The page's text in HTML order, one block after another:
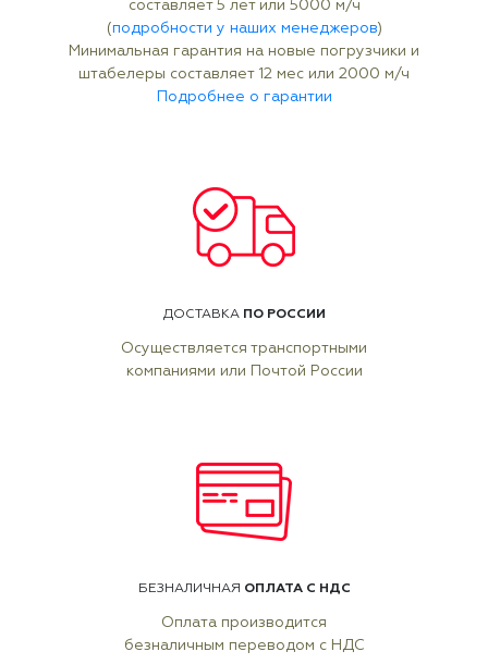
составляет 5 лет или 5000 м/ч
(подробности у наших менеджеров)
Минимальная гарантия на новые погрузчики и
штабелеры составляет 12 мес или 2000 м/ч
Подробнее о гарантии
ДОСТАВКА ПО РОССИИ
Осуществляется транспортными
компаниями или Почтой России
БЕЗНАЛИЧНАЯ ОПЛАТА С НДС
Оплата производится
безналичным переводом с НДС